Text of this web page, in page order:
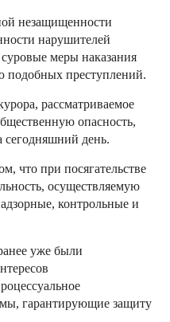
незащищенности
нарушителей
меры наказания
подобных преступлений.
рассматриваемое
опасность,
сегодняшний день.
что при посягательстве
осуществляемую
контрольные и
уже были
гарантирующие защиту